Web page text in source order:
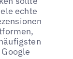
echte